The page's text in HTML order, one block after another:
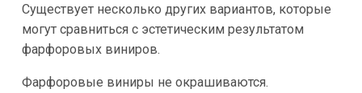
Существует несколько других вариантов, которые
могут сравниться с эстетическим результатом
фарфоровых виниров.
Фарфоровые виниры не окрашиваются.